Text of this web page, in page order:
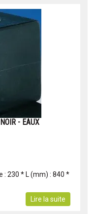
- EAUX
: 230 * L (mm) : 840 *
Lire la suite